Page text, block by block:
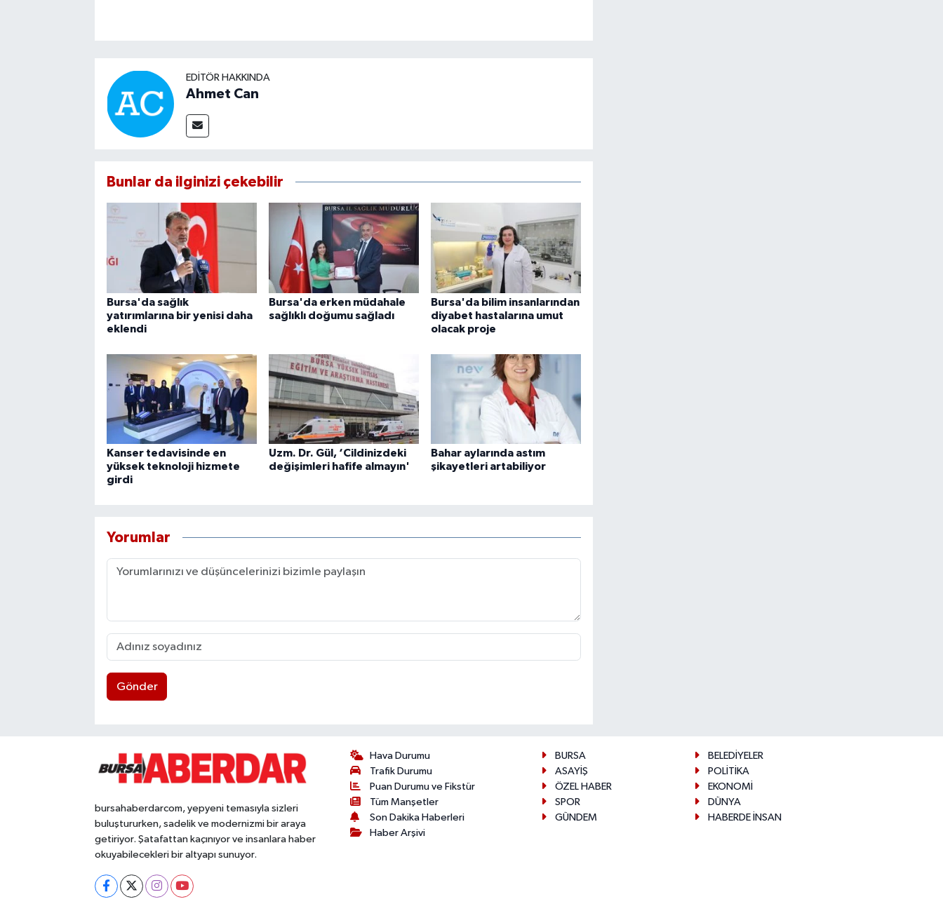
EDITÖR HAKKINDA
Ahmet Can
Bunlar da ilginizi çekebilir
Bursa'da sağlık
yatırımlarına bir yenisi daha
eklendi
Bursa'da erken müdahale
sağlıklı doğumu sağladı
Bursa'da bilim insanlarından
diyabet hastalarına umut
olacak proje
Kanser tedavisinde en
yüksek teknoloji hizmete
girdi
Uzm. Dr. Gül, ‘Cildinizdeki
değişimleri hafife almayın'
Bahar aylarında astım
şikayetleri artabiliyor
Yorumlar
Gönder
bursahaberdarcom, yepyeni temasıyla sizleri
buluştururken, sadelik ve modernizmi bir araya
getiriyor. Şatafattan kaçınıyor ve insanlara haber
okuyabilecekleri bir altyapı sunuyor.
Hava Durumu
Trafik Durumu
Puan Durumu ve Fikstür
Tüm Manşetler
Son Dakika Haberleri
Haber Arşivi
BURSA
BELEDİYELER
ASAYİŞ
POLİTİKA
ÖZEL HABER
EKONOMİ
SPOR
DÜNYA
GÜNDEM
HABERDE İNSAN